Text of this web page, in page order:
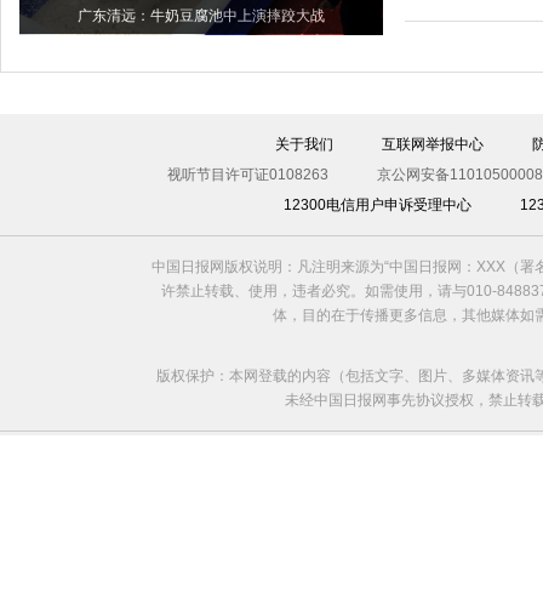
广东清远：牛奶豆腐池中上演摔跤大战
关于我们 互联网举报中心
视听节目许可证0108263
京公网安备
12300电信用户申诉受理中心
中国日报网版权说明：凡注明来源为“中国日报网：XXX（
许禁止转载、使用，违者必究。如需使用，请与010-
体，目的在于传播更多信息，其他媒体
版权保护：本网登载的内容（包括文字、图片、多媒体资
未经中国日报网事先协议授权，禁止转